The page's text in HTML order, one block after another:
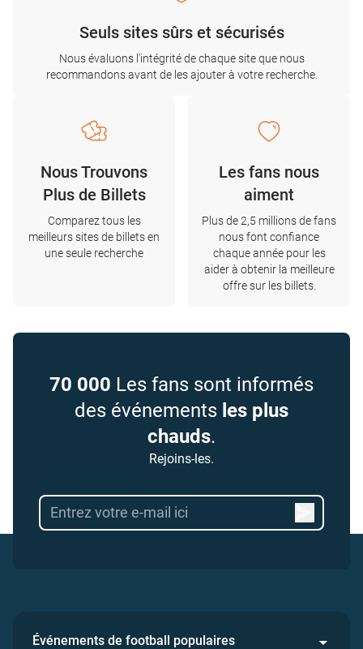
Seuls sites sûrs et sécurisés
Nous évaluons l'intégrité de chaque site que nous
recommandons avant de les ajouter à votre recherche.
Nous Trouvons
Plus de Billets
Comparez tous les
meilleurs sites de billets en
une seule recherche
Les fans nous
aiment
Plus de 2,5 millions de fans
nous font confiance
chaque année pour les
aider à obtenir la meilleure
offre sur les billets.
70 000 Les fans sont informés
des événements les plus
chauds.
Rejoins-les.
Événements de football populaires